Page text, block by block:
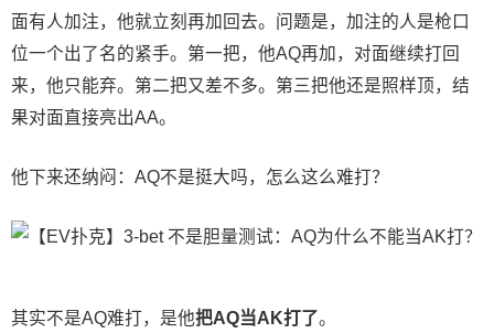
面有人加注，他就立刻再加回去。问题是，加注的人是枪口
位一个出了名的紧手。第一把，他AQ再加，对面继续打回
来，他只能弃。第二把又差不多。第三把他还是照样顶，结
果对面直接亮出AA。
他下来还纳闷：AQ不是挺大吗，怎么这么难打？
其实不是AQ难打，是他把AQ当AK打了。